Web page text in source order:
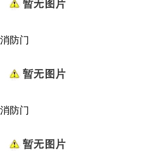
消防门
消防门